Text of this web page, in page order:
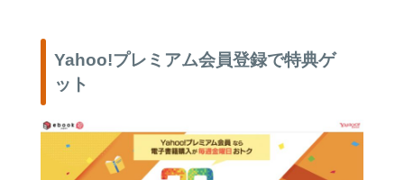
Yahoo!プレミアム会員登録で特典ゲ
ット